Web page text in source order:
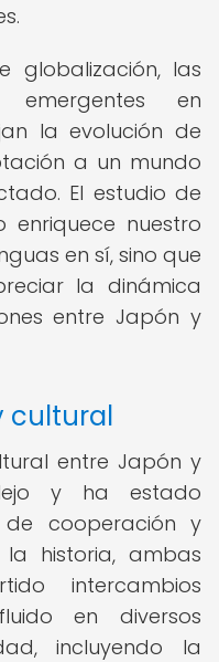
globalización, las
emergentes en
la evolución de
a un mundo
El estudio de
enriquece nuestro
en sí, sino que
la dinámica
entre Japón y
cultural
entre Japón y
y ha estado
cooperación y
historia, ambas
intercambios
en diversos
incluyendo la